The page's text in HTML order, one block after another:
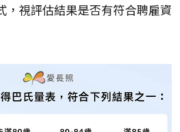
，視評估結果是否有符合聘雇資